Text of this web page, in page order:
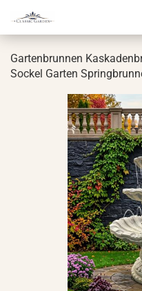
Gar­ten­brun­nen
So­ckel Gar­ten